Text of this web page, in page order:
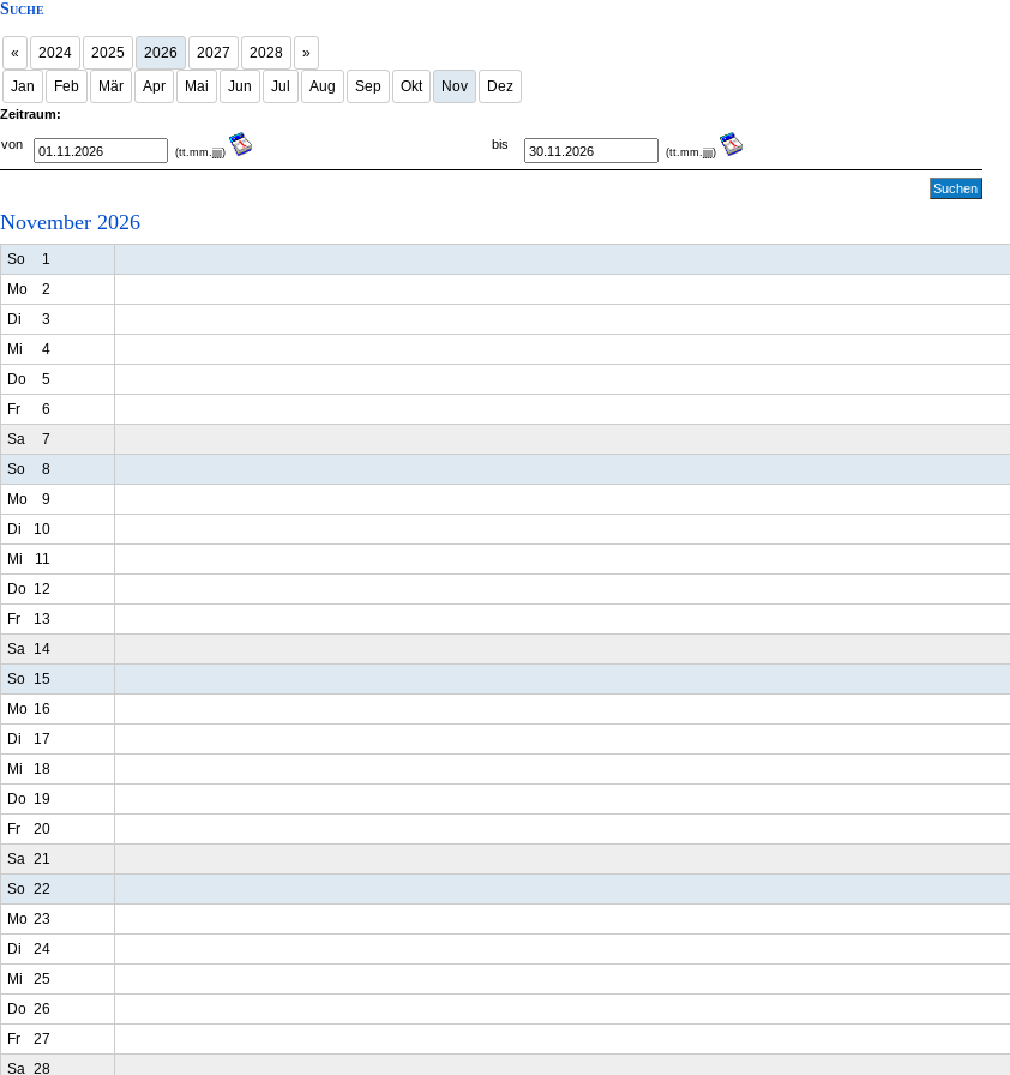
Suche
« 2024 2025 2026 2027 2028
»
Jan
Feb Mär Apr Mai Jun Jul Aug Sep Okt Nov Dez
Zeitraum:
von
(tt.mm.jjjj)
bis
(tt.mm.jjjj)
November 2026
So
1
Mo
2
Di
3
Mi
4
Do
5
Fr
6
Sa
7
So
8
Mo
9
Di
10
Mi
11
Do 12
Fr
13
Sa 14
So 15
Mo 16
Di
17
Mi
18
Do 19
Fr
20
Sa 21
So 22
Mo 23
Di
24
Mi
25
Do 26
Fr
27
Sa 28